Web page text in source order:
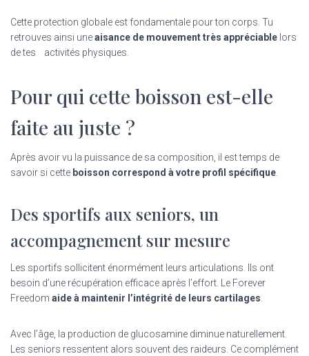
Cette protection globale est fondamentale pour ton corps. Tu
retrouves ainsi uneaisance de mouvement très appréciable lors
de tes activités physiques.
Pour qui cette boisson est-elle
faite au juste ?
Après avoir vu la puissance de sa composition, il est temps de
savoir si cette boisson correspond à votre profil spécifique.
Des sportifs aux seniors, un
accompagnement sur mesure
Les sportifs sollicitent énormément leurs articulations. Ils ont
besoin d’une récupération efficace après l’effort. Le Forever
Freedom aide à maintenir l’intégrité de leurs cartilages.
Avec l’âge, la production de glucosamine diminue naturellement.
Les seniors ressentent alors souvent des raideurs. Ce complément